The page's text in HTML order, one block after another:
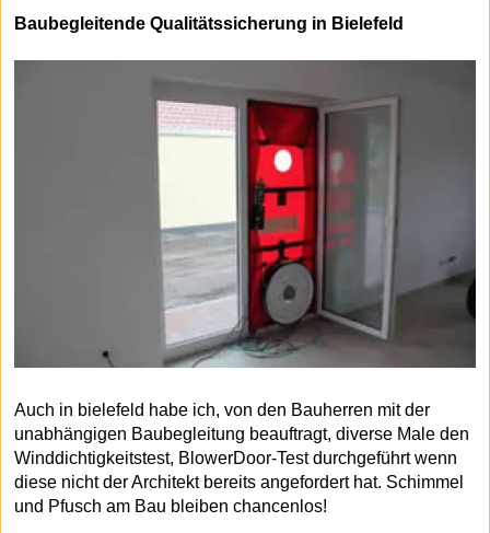
Baubegleitende Qualitätssicherung in Bielefeld
Auch in bielefeld habe ich, von den Bauherren mit der
unabhängigen Baubegleitung beauftragt, diverse Male den
Winddichtigkeitstest, BlowerDoor-Test durchgeführt wenn
diese nicht der Architekt bereits angefordert hat. Schimmel
und Pfusch am Bau bleiben chancenlos!